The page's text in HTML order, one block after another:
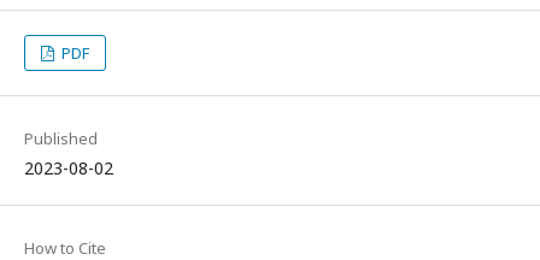
PDF
Published
2023-08-02
How to Cite